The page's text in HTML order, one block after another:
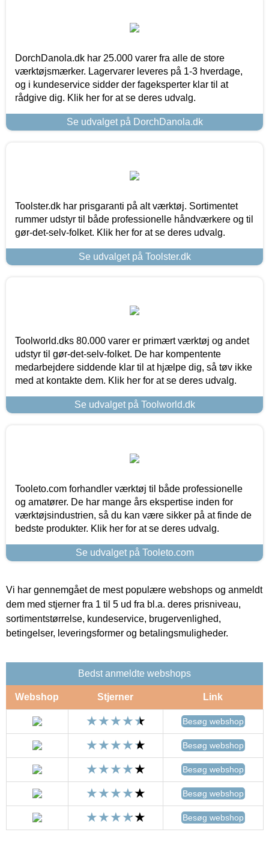
DorchDanola.dk har 25.000 varer fra alle de store
værktøjsmærker. Lagervarer leveres på 1-3 hverdage,
og i kundeservice sidder der fageksperter klar til at
rådgive dig. Klik her for at se deres udvalg.
Se udvalget på DorchDanola.dk
Toolster.dk har prisgaranti på alt værktøj. Sortimentet
rummer udstyr til både professionelle håndværkere og til
gør-det-selv-folket. Klik her for at se deres udvalg.
Se udvalget på Toolster.dk
Toolworld.dks 80.000 varer er primært værktøj og andet
udstyr til gør-det-selv-folket. De har kompentente
medarbejdere siddende klar til at hjælpe dig, så tøv ikke
med at kontakte dem. Klik her for at se deres udvalg.
Se udvalget på Toolworld.dk
Tooleto.com forhandler værktøj til både professionelle
og amatører. De har mange års ekspertise inden for
værktøjsindustrien, så du kan være sikker på at finde de
bedste produkter. Klik her for at se deres udvalg.
Se udvalget på Tooleto.com
Vi har gennemgået de mest populære webshops og anmeldt
dem med stjerner fra 1 til 5 ud fra bl.a. deres prisniveau,
sortimentstørrelse, kundeservice, brugervenlighed,
betingelser, leveringsformer og betalingsmuligheder.
Bedst anmeldte webshops
Webshop Stjerner Link
Besøg webshop
Besøg webshop
Besøg webshop
Besøg webshop
Besøg webshop